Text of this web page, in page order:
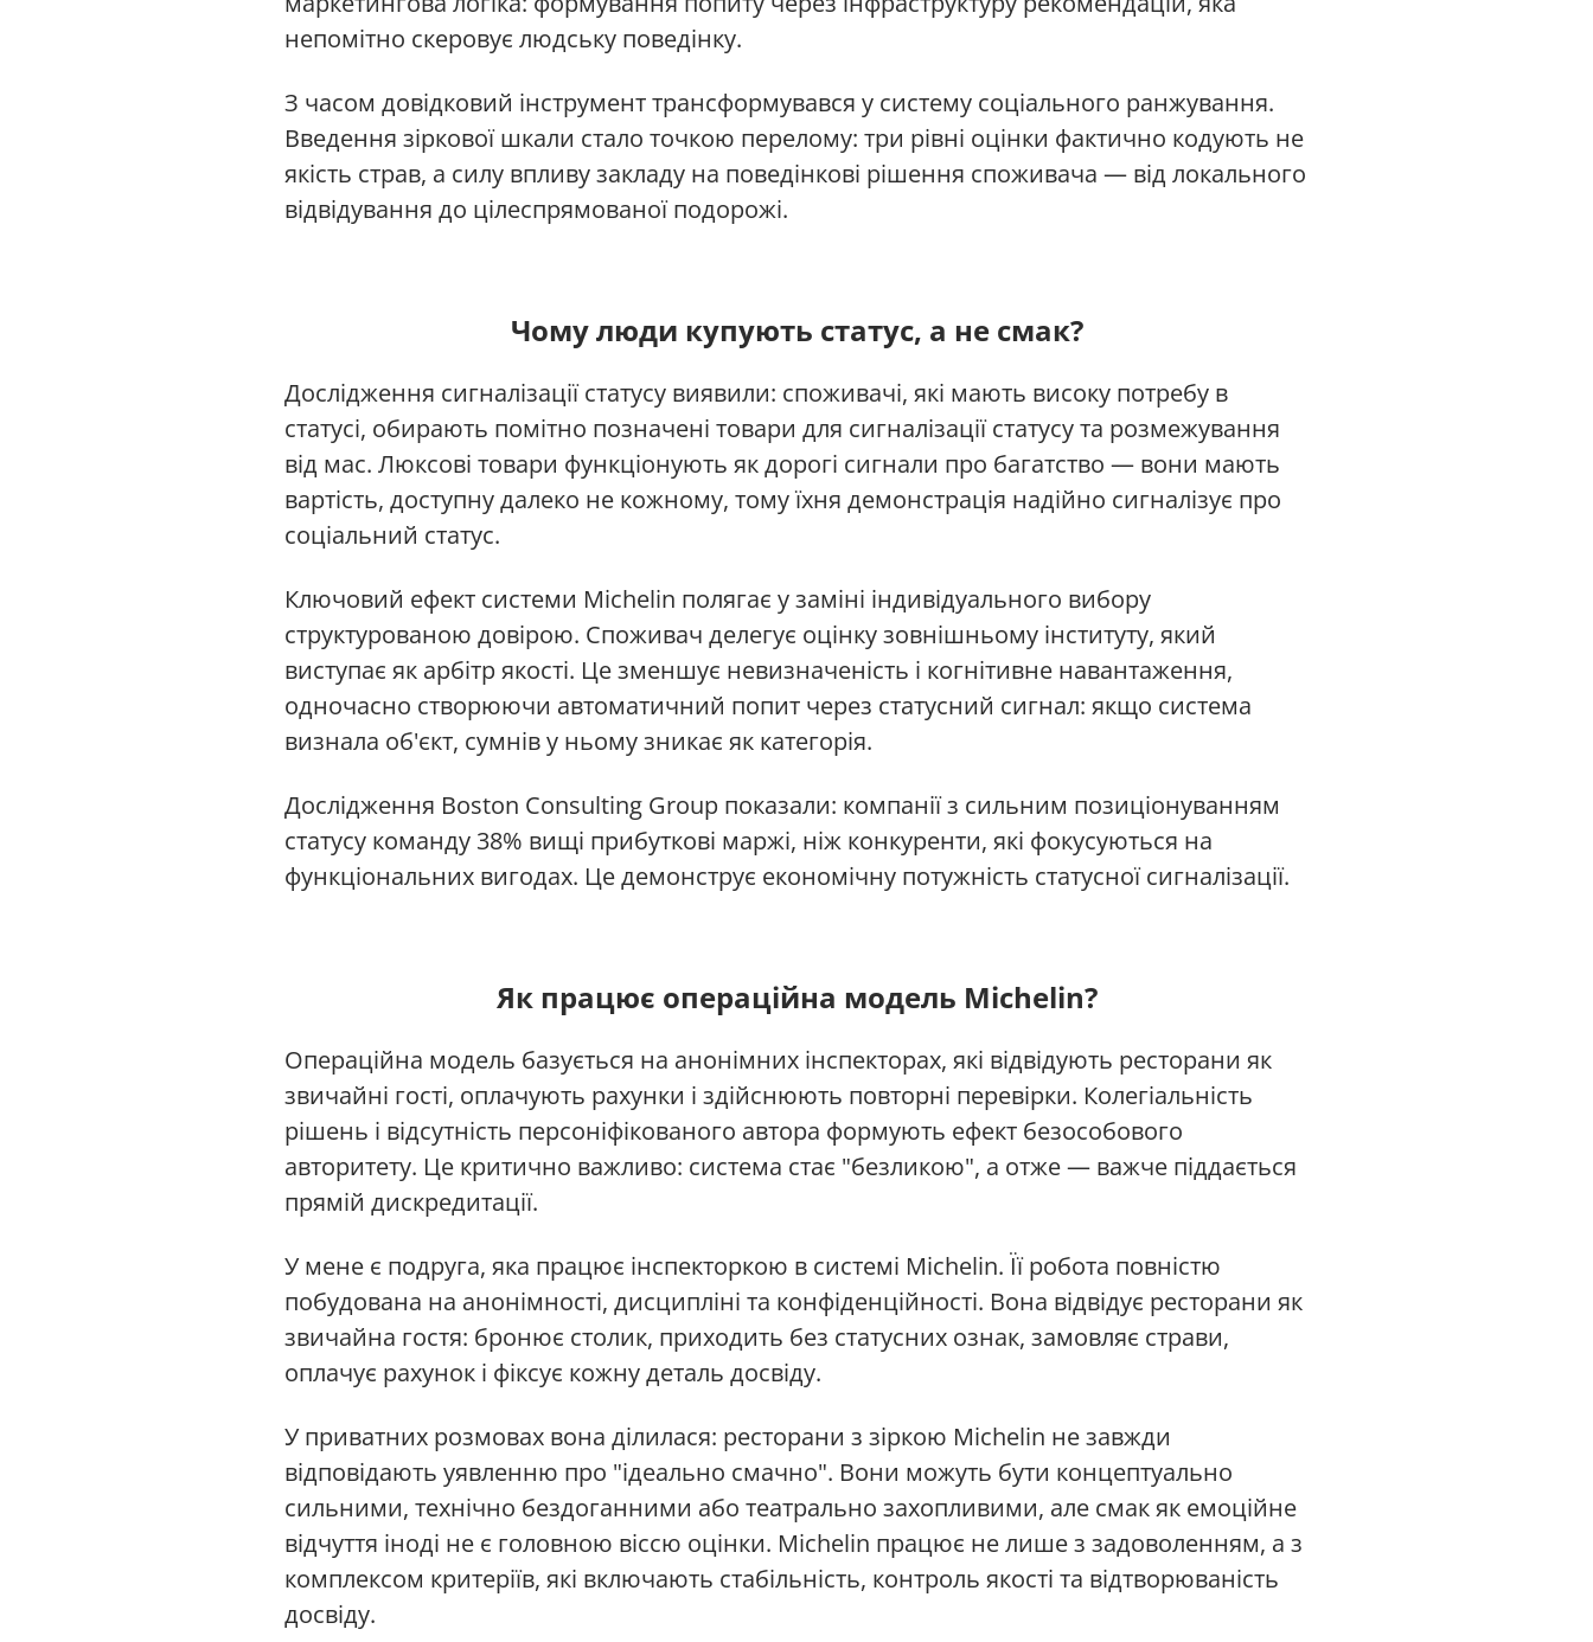
непомітно скеровує людську поведінку.
З часом довідковий інструмент трансформувався у систему соціального ранжування.
Введення зіркової шкали стало точкою перелому: три рівні оцінки фактично кодують не
якість страв, а силу впливу закладу на поведінкові рішення споживача — від локального
відвідування до цілеспрямованої подорожі.
Чому люди купують статус, а не смак?
Дослідження сигналізації статусу виявили: споживачі, які мають високу потребу в
статусі, обирають помітно позначені товари для сигналізації статусу та розмежування
від мас. Люксові товари функціонують як дорогі сигнали про багатство — вони мають
вартість, доступну далеко не кожному, тому їхня демонстрація надійно сигналізує про
соціальний статус.
Ключовий ефект системи Michelin полягає у заміні індивідуального вибору
структурованою довірою. Споживач делегує оцінку зовнішньому інституту, який
виступає як арбітр якості. Це зменшує невизначеність і когнітивне навантаження,
одночасно створюючи автоматичний попит через статусний сигнал: якщо система
визнала об'єкт, сумнів у ньому зникає як категорія.
Дослідження Boston Consulting Group показали: компанії з сильним позиціонуванням
статусу команду 38% вищі прибуткові маржі, ніж конкуренти, які фокусуються на
функціональних вигодах. Це демонструє економічну потужність статусної сигналізації.
Як працює операційна модель Michelin?
Операційна модель базується на анонімних інспекторах, які відвідують ресторани як
звичайні гості, оплачують рахунки і здійснюють повторні перевірки. Колегіальність
рішень і відсутність персоніфікованого автора формують ефект безособового
авторитету. Це критично важливо: система стає "безликою", а отже — важче піддається
прямій дискредитації.
У мене є подруга, яка працює інспекторкою в системі Michelin. Її робота повністю
побудована на анонімності, дисципліні та конфіденційності. Вона відвідує ресторани як
звичайна гостя: бронює столик, приходить без статусних ознак, замовляє страви,
оплачує рахунок і фіксує кожну деталь досвіду.
У приватних розмовах вона ділилася: ресторани з зіркою Michelin не завжди
відповідають уявленню про "ідеально смачно". Вони можуть бути концептуально
сильними, технічно бездоганними або театрально захопливими, але смак як емоційне
відчуття іноді не є головною віссю оцінки. Michelin працює не лише з задоволенням, а з
комплексом критеріїв, які включають стабільність, контроль якості та відтворюваність
досвіду.